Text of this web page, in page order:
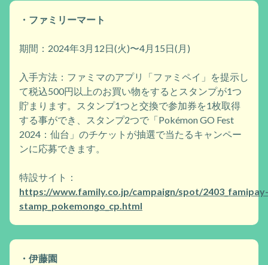
・ファミリーマート
期間：2024年3月12日(火)〜4月15日(月)
入手方法：ファミマのアプリ「ファミペイ」を提示し
て税込500円以上のお買い物をするとスタンプが1つ
貯まります。スタンプ1つと交換で参加券を1枚取得
する事ができ、スタンプ2つで「Pokémon GO Fest
2024：仙台」のチケットが抽選で当たるキャンペー
ンに応募できます。
特設サイト：
https://www.family.co.jp/campaign/spot/2403_famipay-
stamp_pokemongo_cp.html
・伊藤園